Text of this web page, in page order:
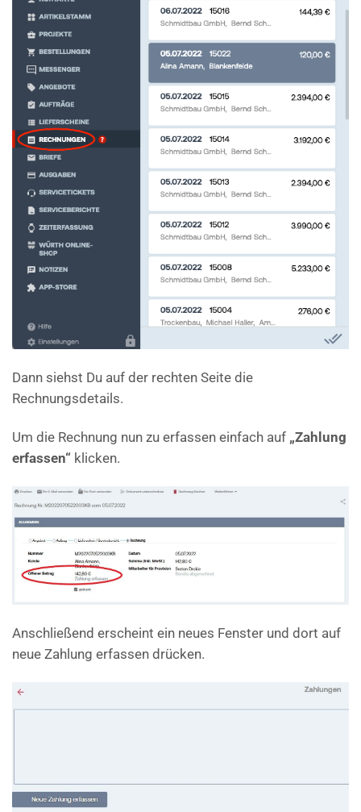
Dann siehst Du auf der rechten Seite die
Rechnungsdetails.
Um die Rechnung nun zu erfassen einfach auf „Zahlung
erfassen“ klicken.
Anschließend erscheint ein neues Fenster und dort auf
neue Zahlung erfassen drücken.